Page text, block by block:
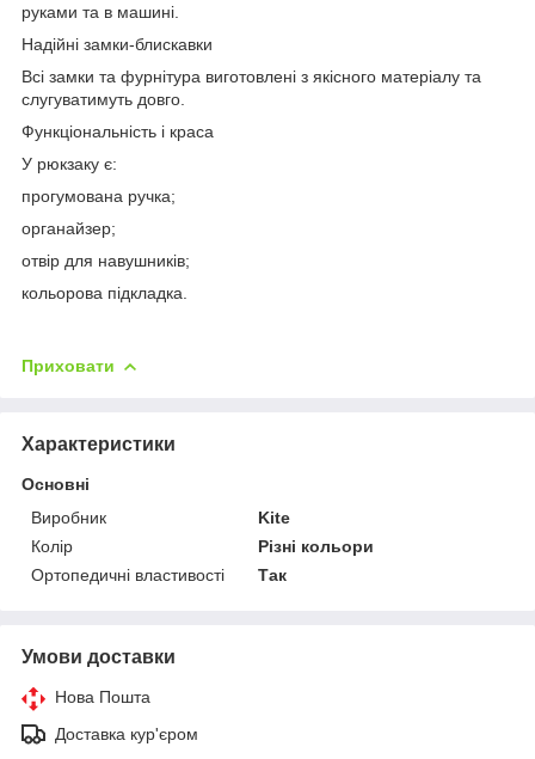
руками та в машині.
Надійні замки-блискавки
Всі замки та фурнітура виготовлені з якісного матеріалу та
слугуватимуть довго.
Функціональність і краса
У рюкзаку є:
прогумована ручка;
органайзер;
отвір для навушників;
кольорова підкладка.
Приховати
Характеристики
Основні
Виробник
Kite
Колір
Різні кольори
Ортопедичні властивості
Так
Умови доставки
Нова Пошта
Доставка кур'єром